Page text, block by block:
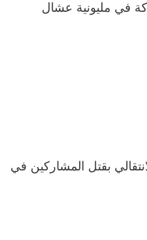
في مليونية عشال
بقتل المشاركين في